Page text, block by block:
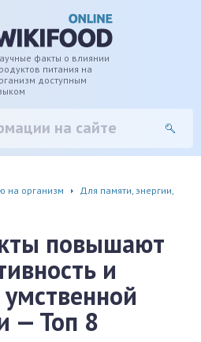
факты о влиянии
питания на
доступным
на организм
Для памяти, энергии,
повышают
и
— Топ 8